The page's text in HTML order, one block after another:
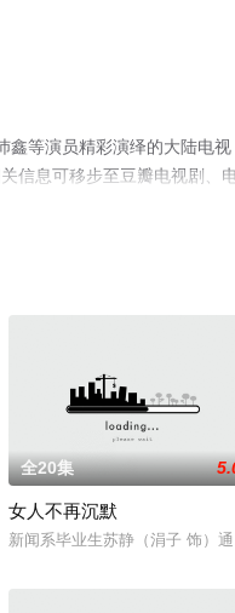
鑫等演员精彩演绎的大陆电视
信息可移步至豆瓣电视剧、
补上情感体验这一课。与地球
现，并有一条主线贯穿全剧。
上皇位，但隋朝的残余势力
全20集
女人不再沉默
新闻系毕业生苏静（涓子 饰）